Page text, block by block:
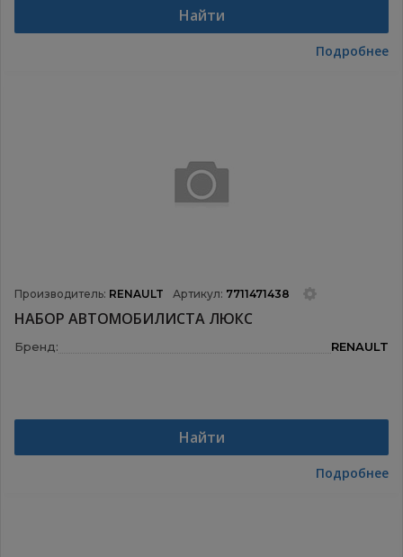
Найти
Подробнее
Производитель: RENAULT Артикул: 7711471438
НАБОР АВТОМОБИЛИСТА ЛЮКС
Бренд: RENAULT
Найти
Подробнее